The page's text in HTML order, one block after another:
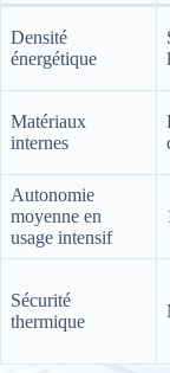
Densité
énergétique
Matériaux
internes
Autonomie
moyenne en
usage intensif
Sécurité
thermique